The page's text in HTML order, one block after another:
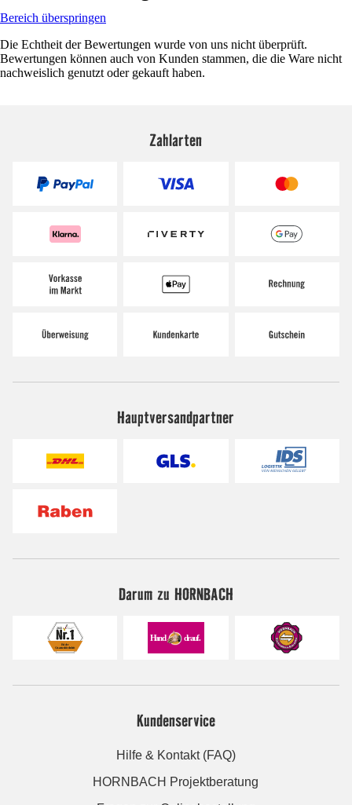
Bereich überspringen
Die Echtheit der Bewertungen wurde von uns nicht überprüft.
Bewertungen können auch von Kunden stammen, die die Ware nicht
nachweislich genutzt oder gekauft haben.
Zahlarten
Hauptversandpartner
Darum zu HORNBACH
Kundenservice
Hilfe & Kontakt (FAQ)
HORNBACH Projektberatung